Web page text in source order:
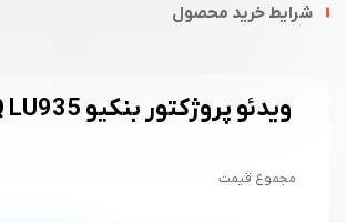
شرایط خرید محصول
ویدئو پروژکتور بنکیو BenQ LU935
مجموع قیمت